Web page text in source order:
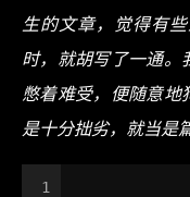
生的文章，觉得有
时，就胡写了一通。
憋着难受，便随意地
是十分拙劣，就当是
1